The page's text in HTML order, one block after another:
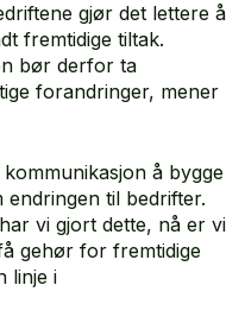
gjør det lettere å
fremtidige tiltak.
bør derfor ta
forandringer, mener
å bygge
til bedrifter.
vi gjort dette, nå er vi
gehør for fremtidige
linje i